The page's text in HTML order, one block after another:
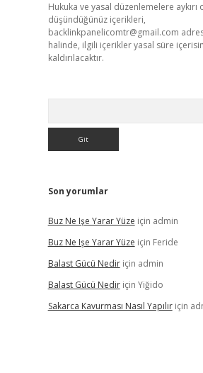
Hukuka ve yasal düzenlemelere aykırı
düşündüğünüz içerikleri,
backlinkpanelicomtr@gmail.com
halinde, ilgili içerikler yasal süre
kaldırılacaktır.
Son yorumlar
Buz Ne Işe Yarar Yüze için admin
Buz Ne Işe Yarar Yüze için Feride
Balast Gücü Nediriçin admin
Balast Gücü Nediriçin Yiğido
Sakarca Kavurması Nasıl Yapılıriçin